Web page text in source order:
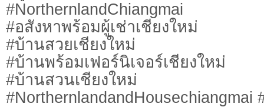
#NorthernlandChiangmai
#อสังหาพร้อมผู้เช่าเชียงใหม่
#บ้านสวยเชียงใหม่
#บ้านพร้อมเฟอร์นิเจอร์เชียงใหม่
#บ้านสวนเชียงใหม่
#NorthernlandandHousechiangmai